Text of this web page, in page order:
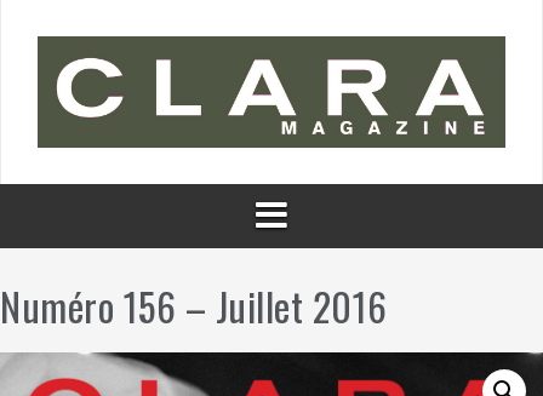
Numéro 156 – Juillet 2016